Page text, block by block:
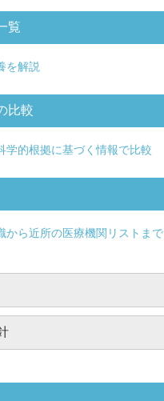
覧
を解説
比較
学的根拠に基づく情報で比較
から近所の医療機関リストまで